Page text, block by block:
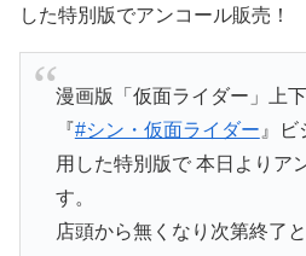
した特別版でアンコール販売！
漫画版「仮面ライダー」上下
『#シン・仮面ライダー 』
用した特別版で 本日よりア
す。
店頭から無くなり次第終了と